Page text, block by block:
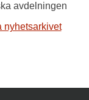
avdelningen
nyhetsarkivet